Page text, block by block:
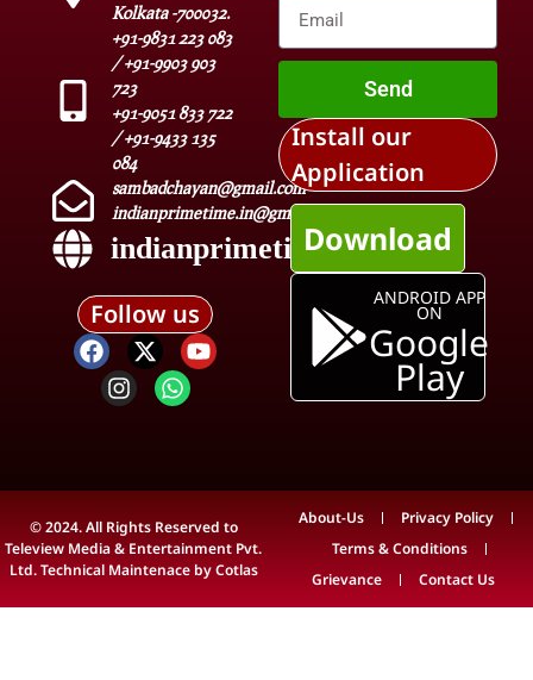
Kolkata -700032.
+91-9831 223 083
/ +91-9903 903
723
+91-9051 833 722
/ +91-9433 135
084
sambadchayan@gmail.com
indianprimetime.in@gmail.com
indianprimetime.in
Follow us
Send
Install our
Application
Download
ANDROID APP
ON
Google
Play
© 2024. All Rights Reserved to
Teleview Media & Entertainment Pvt.
Ltd. Technical Maintenace byCotlas
About-Us
Privacy Policy
Terms & Conditions
Grievance
Contact Us